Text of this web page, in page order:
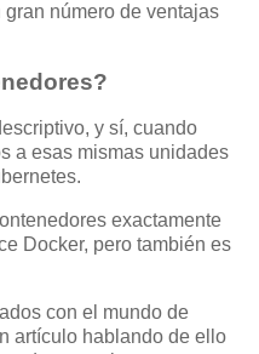
número de ventajas
y sí, cuando
a esas mismas unidades
exactamente
Docker, pero también es
con el mundo de
artículo hablando de ello